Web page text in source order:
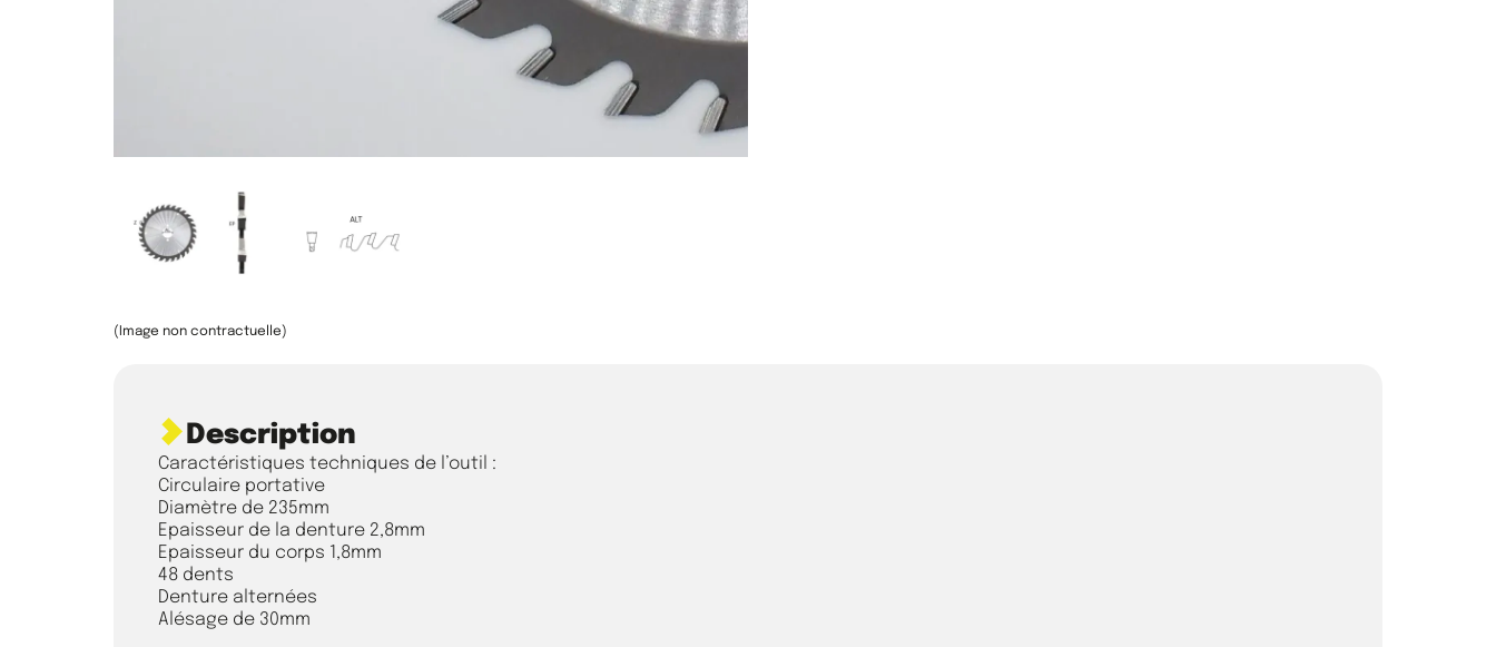
(Image non contractuelle)
Description
Caractéristiques techniques de l’outil :
Circulaire portative
Diamètre de 235mm
Epaisseur de la denture 2,8mm
Epaisseur du corps 1,8mm
48 dents
Denture alternées
Alésage de 30mm